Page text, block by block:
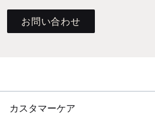
お問い合わせ
カスタマーケア